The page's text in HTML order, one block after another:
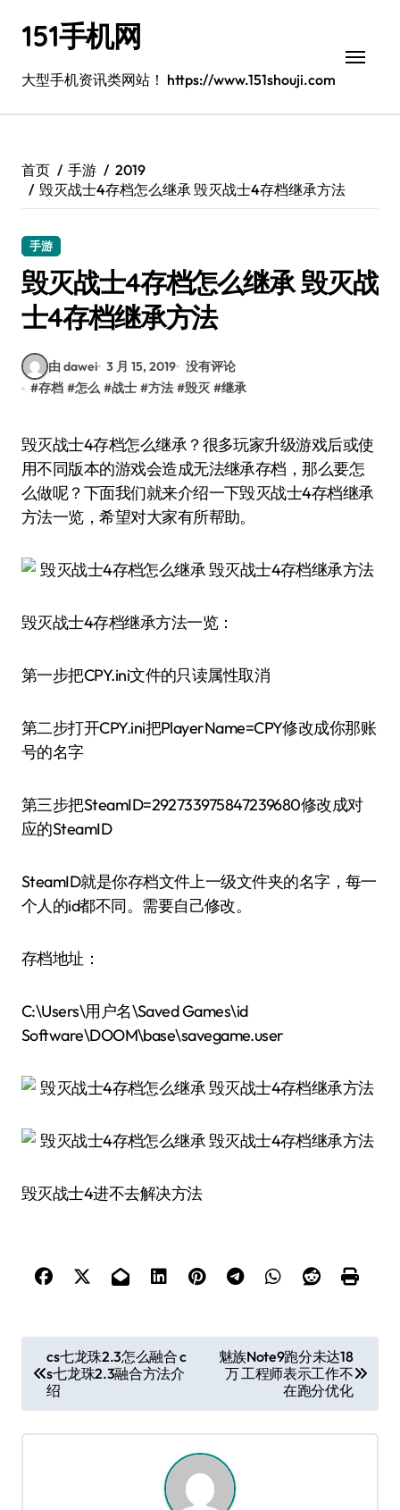
151手机网
大型手机资讯类网站！ https://www.151shouji.com
首页 手游
2019
毁灭战士4存档怎么继承 毁灭战士4存档继承方法
手游
毁灭战士4存档怎么继承 毁灭战
士4存档继承方法
由 dawei 3 月 15, 2019 没有评论
#存档 #怎么 #战士 #方法 #毁灭 #继承
毁灭战士4存档怎么继承？很多玩家升级游戏后或使
用不同版本的游戏会造成无法继承存档，那么要怎
么做呢？下面我们就来介绍一下毁灭战士4存档继承
方法一览，希望对大家有所帮助。
毁灭战士4存档继承方法一览：
第一步把CPY.ini文件的只读属性取消
第二步打开CPY.ini把PlayerName=CPY修改成你那账
号的名字
第三步把SteamID=292733975847239680修改成对
应的SteamID
SteamID就是你存档文件上一级文件夹的名字，每一
个人的id都不同。需要自己修改。
存档地址：
C:\Users\用户名\Saved Games\id
Software\DOOM\base\savegame.user
毁灭战士4进不去解决方法
章
导
航
cs七龙珠2.3怎么融合 c
s七龙珠2.3融合方法介
绍
魅族Note9跑分未达18
万 工程师表示工作不
在跑分优化